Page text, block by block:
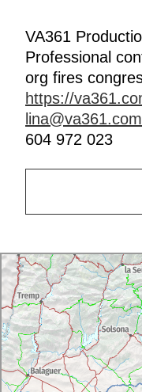
VA361
Professional
org fires
https://
lina@va361.com
604 972 023